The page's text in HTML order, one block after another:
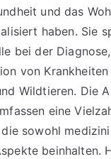
und das
haben. Sie
bei der
von
Wildtieren. Die
eine
sowohl
beinhalten.